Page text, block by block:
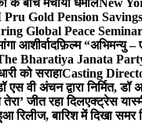
के बीच मचाया धमालNew
Gold Pension
Global Peace Seminar
आशीर्वादफ़िल्म “अभिमन्यु
Bharatiya Janata
को सराहाCasting
एस वी अंचन द्वारा निर्मित,
जीत रहा दिलएक्ट्रेस
रिलीज, बारिश में दिखा